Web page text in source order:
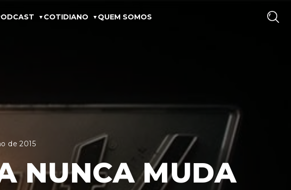
COTIDIANO QUEM SOMOS
de 2015
NUNCA MUDA